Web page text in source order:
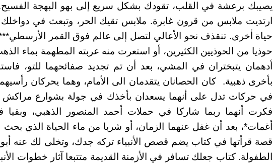
يصيبك برعشة في القلب، تقودك بشكل سريع إلى بهو البهجة
ارتديت ملابس من قرون غابرة. ملابس تقيك الحر، وتبعث في
حياة أخرى. تنقذف نحو الأعالي لتصل إلى عالم فوق القمر
حوذيا من الحوذيين الكثيرين، أو استعرت منه عربته المطهمة بماء
أدهمان يتبختران في المشي، بعد أن تم تجديد صفائحهما للتو،
بأخرى ذهبية. كان الحصانان يتقدمان الى الأمام، وهما يحركان
في حركات تدل على أنهما يسعدان بأخذك في جولة بشوارع
فكرت أنهما ربما شاركا في حملات أحمد المنصور الذهبي،
أغمات*، بعد أن غفل عنهما الزمان، أو شربا من ماء الحياة الذي بحث
قصة قرأتها في كتاب يضم قصص الأنبياء تركه جدك، وتخلى لك عنه
الطفولة. كتاب جعلك تسافر في الأزمنة القديمة متتبعا آثار خطوات